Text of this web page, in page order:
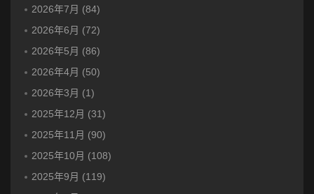
2026年7月 (84)
2026年6月 (72)
2026年5月 (86)
2026年4月 (50)
2026年3月 (1)
2025年12月 (31)
2025年11月 (90)
2025年10月 (108)
2025年9月 (119)